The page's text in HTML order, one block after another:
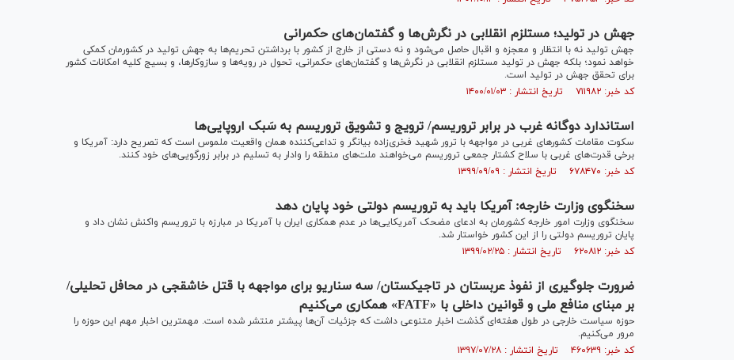
جهش در تولید؛ مستلزم انقلابی در نگرش‌ها و گفتمان‌های حکمرانی
جهش تولید نه با انتظار و معجزه و اقبال حاصل می‌شود و نه دستی از خارج از کشور با برداشتن تحریم‌ها به جهش تولید در کشورمان کمکی
خواهد نمود؛ بلکه جهش در تولید مستلزم انقلابی در نگرش‌ها و گفتمان‌های حکمرانی، تحول در رویه‌ها و سازوکارها، و بسیج کلیه امکانات کشور
برای تحقق جهش در تولید است.
کد خبر: ۷۱۱۹۸۲ تاریخ انتشار : ۱۴۰۰/۰۱/۰۳
استاندارد دوگانه غرب در برابر تروریسم/ ترویج و تشویق تروریسم به سَبک اروپایی‌ها
سکوت مقامات کشورهای غربی در مواجهه با ترور شهید فخری‌زاده بیانگر و تداعی‌کننده همان واقعیت ملموس است که تصریح دارد: آمریکا و
برخی قدرت‌های غربی با سلاح کشتار جمعی تروریسم می‌خواهند ملت‌های منطقه را وادار به تسلیم در برابر زورگویی‌های خود کنند.
کد خبر: ۶۷۸۴۷۰ تاریخ انتشار : ۱۳۹۹/۰۹/۰۹
سخنگوی وزارت خارجه: آمریکا باید به تروریسم دولتی خود پایان دهد
سخنگوی وزارت امور خارجه کشورمان به ادعای مضحک آمریکایی‌ها در عدم همکاری ایران با آمریکا در مبارزه با تروریسم واکنش نشان داد و
پایان تروریسم دولتی را از این کشور خواستار شد.
کد خبر: ۶۲۰۸۱۲ تاریخ انتشار : ۱۳۹۹/۰۲/۲۵
ضرورت جلوگیری از نفوذ عربستان در تاجیکستان/ سه سناریو برای مواجهه با قتل خاشقجی در محافل تحلیلی/
بر مبنای منافع ملی و قوانین داخلی با «FATF» همکاری می‌کنیم
حوزه سیاست خارجی در طول هفته‌ای گذشت اخبار متنوعی داشت که جزئیات آن‌ها پیشتر منتشر شده است. مهمترین اخبار مهم این حوزه را
مرور می‌کنیم.
کد خبر: ۴۶۰۶۳۹ تاریخ انتشار : ۱۳۹۷/۰۷/۲۸